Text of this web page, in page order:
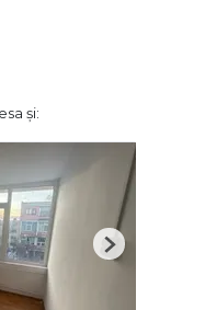
și:
Next